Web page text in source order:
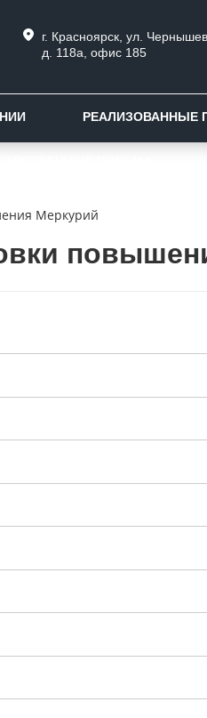
г. Красноярск, ул.
д. 118а, офис 185
РЕАЛИЗОВАННЫЕ
Меркурий